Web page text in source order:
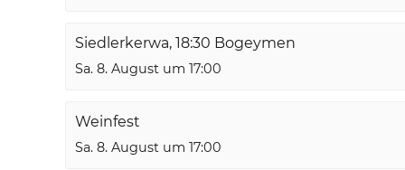
Siedlerkerwa, 18:30 Bogeymen
Sa. 8. August um 17:00
Weinfest
Sa. 8. August um 17:00